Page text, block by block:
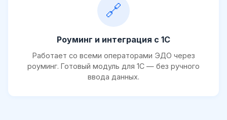
🔗
Роуминг и интеграция с 1С
Работает со всеми операторами ЭДО через
роуминг. Готовый модуль для 1С — без ручного
ввода данных.